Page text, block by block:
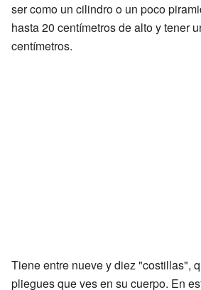
ser como un cilindro o un poco
hasta 20 centímetros de alto y tener
centímetros.
Tiene entre nueve y diez "costillas",
pliegues que ves en su cuerpo. En